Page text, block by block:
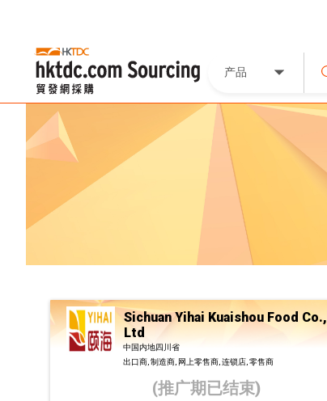
产品
Sichuan Yihai Kuaishou Food Co.,
Ltd
中国内地四川省
出口商, 制造商, 网上零售商, 连锁店, 零售商
(推广期已结束)